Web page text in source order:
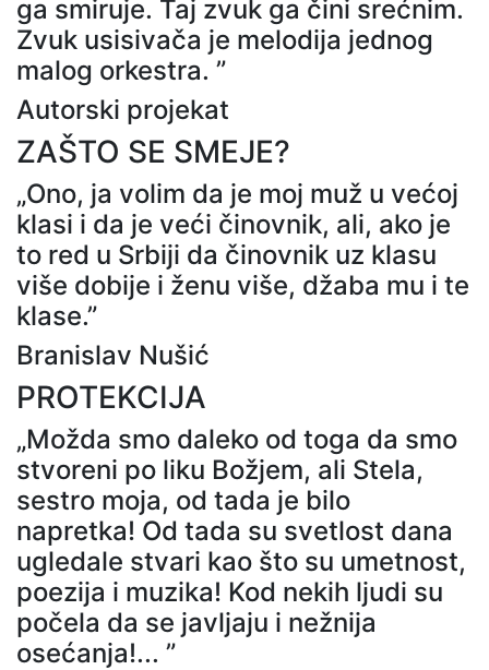
ga smiruje. Taj zvuk ga čini srećnim.
Zvuk usisivača je melodija jednog
malog orkestra. ”
Autorski projekat
ZAŠTO SE SMEJE?
„Ono, ja volim da je moj muž u većoj
klasi i da je veći činovnik, ali, ako je
to red u Srbiji da činovnik uz klasu
više dobije i ženu više, džaba mu i te
klase.”
Branislav Nušić
PROTEKCIJA
„Možda smo daleko od toga da smo
stvoreni po liku Božjem, ali Stela,
sestro moja, od tada je bilo
napretka! Od tada su svetlost dana
ugledale stvari kao što su umetnost,
poezija i muzika! Kod nekih ljudi su
počela da se javljaju i nežnija
osećanja!... ”